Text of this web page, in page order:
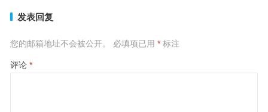
发表回复
您的邮箱地址不会被公开。 必填项已用 *标注
评论 *